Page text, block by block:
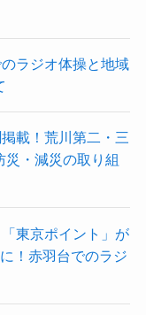
ラジオ体操と地域
載！荒川第二・三
・減災の取り組
東京ポイント」が
！赤羽台でのラジ